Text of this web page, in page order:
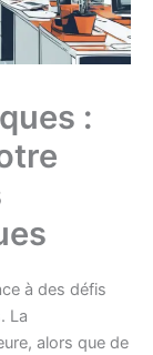
:
à des défis
La
alors que de